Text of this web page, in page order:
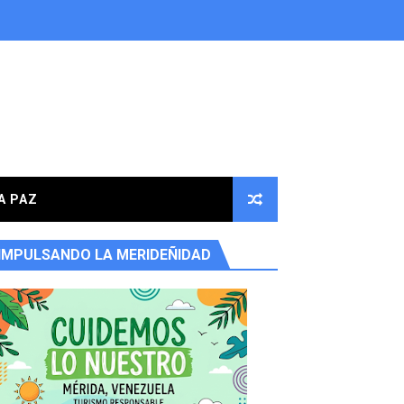
en la parroquia Osuna Rodríguez
PAZ
IMPULSANDO LA MERIDEÑIDAD